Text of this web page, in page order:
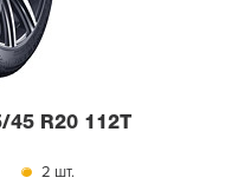
45 R20 112T
2 шт.